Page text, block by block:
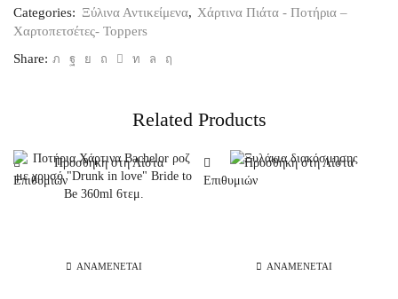
Καλλιγραφικό
ποσότητα
Categories: Ξύλινα Αντικείμενα, Χάρτινα Πιάτα - Ποτήρια –
Χαρτοπετσέτες- Toppers
Share:
Related Products
Προσθήκη στη Λίστα
Επιθυμιών
ΑΝΑΜΈΝΕΤΑΙ
Προσθήκη στη Λίστα
Επιθυμιών
ΑΝΑΜΈΝΕΤΑΙ